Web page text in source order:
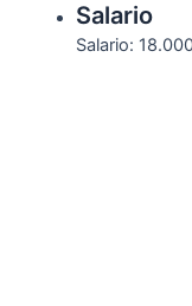
Salario
Salario: